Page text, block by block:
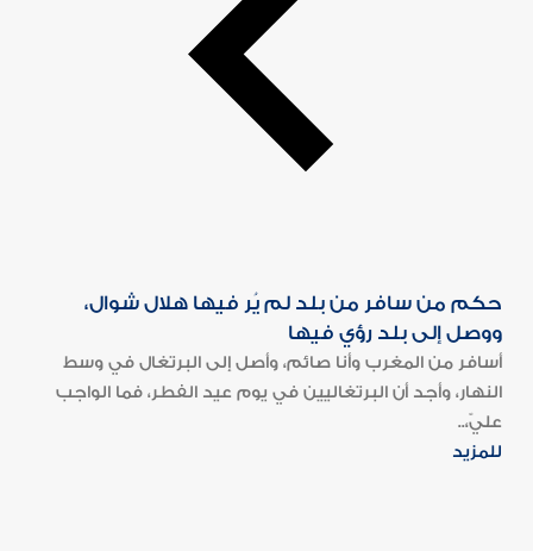
حكم من سافر من بلد لم يُر فيها هلال شوال،
ووصل إلى بلد رؤي فيها
أسافر من المغرب وأنا صائم، وأصل إلى البرتغال في وسط
النهار، وأجد أن البرتغاليين في يوم عيد الفطر، فما الواجب
عليّ،..
للمزيد